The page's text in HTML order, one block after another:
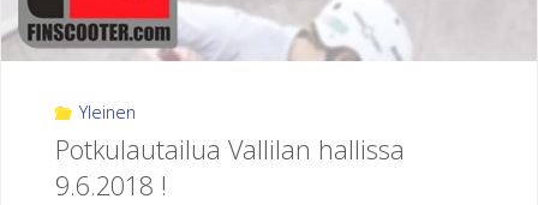
Yleinen
Potkulautailua Vallilan hallissa
9.6.2018 !